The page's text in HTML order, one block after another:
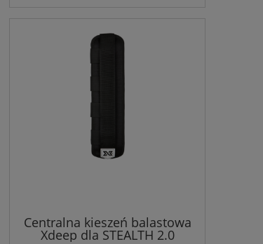
Centralna kieszeń balastowa
Xdeep dla STEALTH 2.0